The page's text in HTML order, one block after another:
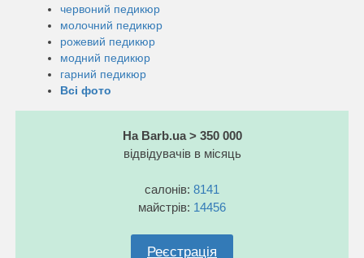
червоний педикюр
молочний педикюр
рожевий педикюр
модний педикюр
гарний педикюр
Всі фото
На Barb.ua > 350 000
відвідувачів в місяць
салонів: 8141
майстрів: 14456
Реєстрація